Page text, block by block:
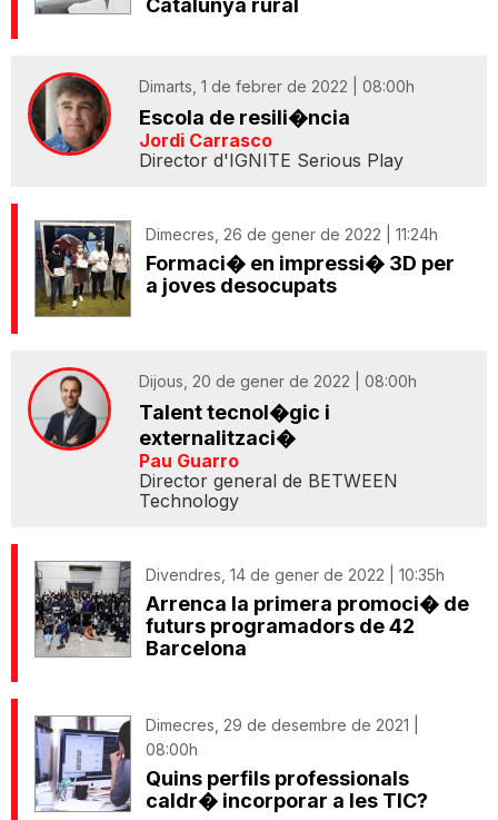
Catalunya rural
Dimarts, 1 de febrer de 2022 | 08:00h
Escola de resili�ncia
Jordi Carrasco
Director d'IGNITE Serious Play
Dimecres, 26 de gener de 2022 | 11:24h
Formaci� en impressi� 3D per
a joves desocupats
Dijous, 20 de gener de 2022 | 08:00h
Talent tecnol�gic i
externalitzaci�
Pau Guarro
Director general de BETWEEN
Technology
Divendres, 14 de gener de 2022 | 10:35h
Arrenca la primera promoci� de
futurs programadors de 42
Barcelona
Dimecres, 29 de desembre de 2021 |
08:00h
Quins perfils professionals
caldr� incorporar a les TIC?